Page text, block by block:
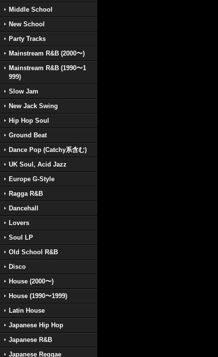
Middle School
New School
Party Tracks
Mainstream R&B (2000〜)
Mainstream R&B (1990〜1
999)
Slow Jam
New Jack Swing
Hip Hop Soul
Ground Beat
Dance Pop (Catchy系含む)
UK Soul, Acid Jazz
Europe G-Style
Ragga R&B
Dancehall
Lovers
Soul LP
Old School R&B
Disco
House (2000〜)
House (1990〜1999)
Latin House
Japanese Hip Hop
Japanese R&B
Japanese Reggae